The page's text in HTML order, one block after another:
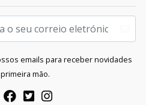
emails para receber novidades
mão.